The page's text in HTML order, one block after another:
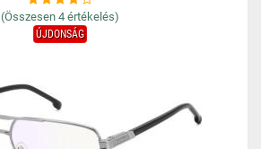
(Összesen 4 értékelés)
ÚJDONSÁG